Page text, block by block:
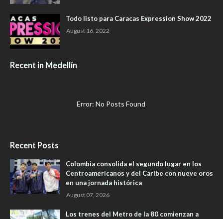
Todo listo para Caracas Expression Show 2022
August 16, 2022
Recent in Medellín
Error: No Posts Found
Recent Posts
Colombia consolida el segundo lugar en los
Centroamericanos y del Caribe con nueve oros
en una jornada histórica
August 07, 2026
Los trenes del Metro de la 80 comienzan a